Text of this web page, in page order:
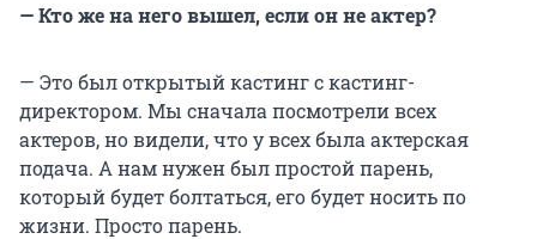
— Кто же на него вышел, если он не актер?
— Это был открытый кастинг с кастинг-
директором. Мы сначала посмотрели всех
актеров, но видели, что у всех была актерская
подача. А нам нужен был простой парень,
который будет болтаться, его будет носить по
жизни. Просто парень.